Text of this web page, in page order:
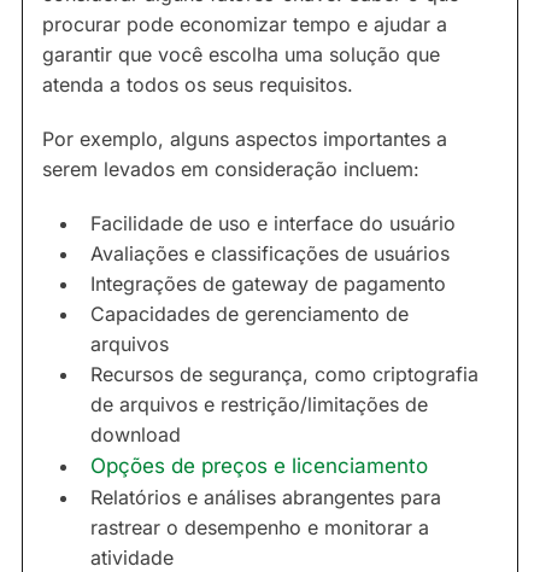
procurar pode economizar tempo e ajudar a
garantir que você escolha uma solução que
atenda a todos os seus requisitos.
Por exemplo, alguns aspectos importantes a
serem levados em consideração incluem:
Facilidade de uso e interface do usuário
Avaliações e classificações de usuários
Integrações de gateway de pagamento
Capacidades de gerenciamento de
arquivos
Recursos de segurança, como criptografia
de arquivos e restrição/limitações de
download
Opções de preços e licenciamento
Relatórios e análises abrangentes para
rastrear o desempenho e monitorar a
atividade